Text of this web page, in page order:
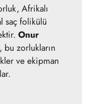
Afrikalı
saç folikülü
Onur
bu zorlukların
ve ekipman